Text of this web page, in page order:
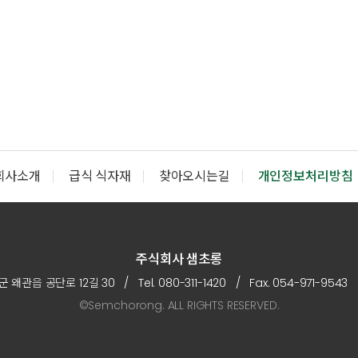
사소개 급식 식자재 찾아오시는길 개인정보처리방침
주식회사 샘초롱
군 왜관읍 공단로 12길 30 / Tel. 080-311-1420 / Fax. 054-971-9543
©Semchorong. ALL RIGHTS RESERVED.